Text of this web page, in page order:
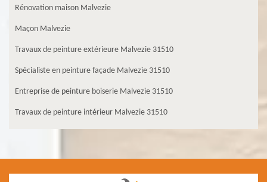
Rénovation maison Malvezie
Maçon Malvezie
Travaux de peinture extérieure Malvezie 31510
Spécialiste en peinture façade Malvezie 31510
Entreprise de peinture boiserie Malvezie 31510
Travaux de peinture intérieur Malvezie 31510